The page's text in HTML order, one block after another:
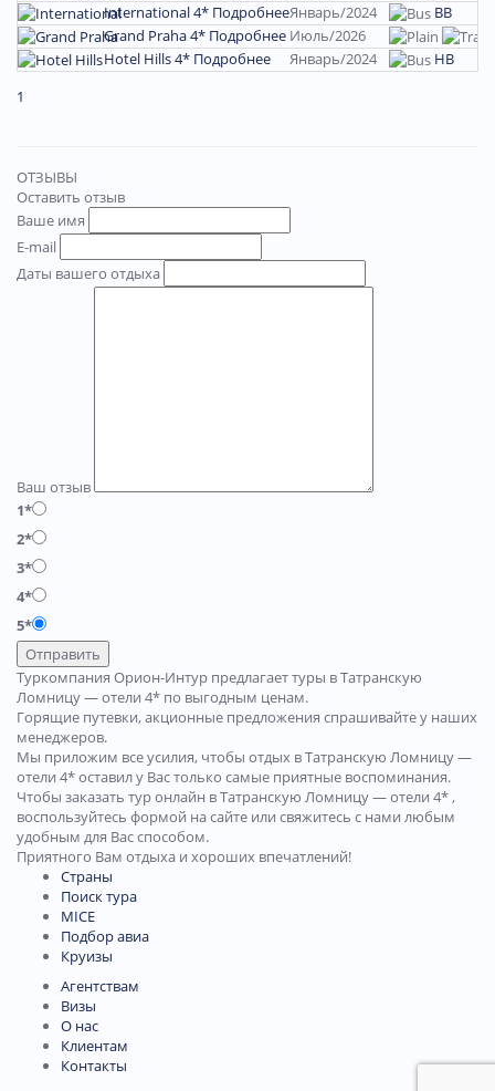
International 4* ПодробнееЯнварь/2024
BB
Grand Praha 4* Подробнее Июль/2026
Hotel Hills 4* Подробнее Январь/2024
HB
1
ОТЗЫВЫ
Оставить отзыв
Ваше имя
E-mail
Даты вашего отдыха
Ваш отзыв
1*
2*
3*
4*
5*
Отправить
Туркомпания Орион-Интур предлагает туры в Татранскую
Ломницу — отели 4* по выгодным ценам.
Горящие путевки, акционные предложения спрашивайте у наших
менеджеров.
Мы приложим все усилия, чтобы отдых в Татранскую Ломницу —
отели 4* оставил у Вас только самые приятные воспоминания.
Чтобы заказать тур онлайн в Татранскую Ломницу — отели 4* ,
воспользуйтесь формой на сайте или свяжитесь с нами любым
удобным для Вас способом.
Приятного Вам отдыха и хороших впечатлений!
Страны
Поиск тура
MICE
Подбор авиа
Круизы
Агентствам
Визы
О нас
Клиентам
Контакты